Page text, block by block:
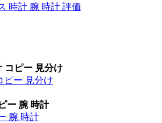
時計 腕 時計 評価
コピー 見分け
ピー 見分け
ー 腕 時計
腕 時計